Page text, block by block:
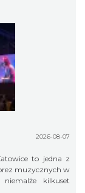
2026-08-07
to jedna z
muzycznych w
kilkuset